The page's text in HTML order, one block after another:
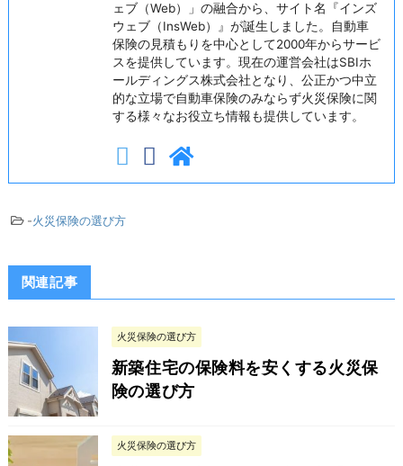
ェブ（Web）」の融合から、サイト名『インズ
ウェブ（InsWeb）』が誕生しました。自動車
保険の見積もりを中心として2000年からサービ
スを提供しています。現在の運営会社はSBIホ
ールディングス株式会社となり、公正かつ中立
的な立場で自動車保険のみならず火災保険に関
する様々なお役立ち情報も提供しています。
-火災保険の選び方
関連記事
火災保険の選び方
新築住宅の保険料を安くする火災保
険の選び方
火災保険の選び方